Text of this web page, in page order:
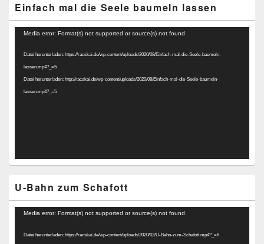
Einfach mal die Seele baumeln lassen
Video-
Media error: Format(s) not supported or source(s) not found
Datei herunterladen: https://racskai.de/wp-content/uploads/2020/08/Einfach-mal-die-Seele-baumeln-
lassen.mp4?_=5
Datei herunterladen: http://racskai.de/wp-content/uploads/2020/08/Einfach-mal-die-Seele-baumeln-
lassen.mp4?_=5
U-Bahn zum Schafott
Video-
Media error: Format(s) not supported or source(s) not found
Datei herunterladen: https://racskai.de/wp-content/uploads/2020/02/U-Bahn-zum-Schafott.mp4?_=6